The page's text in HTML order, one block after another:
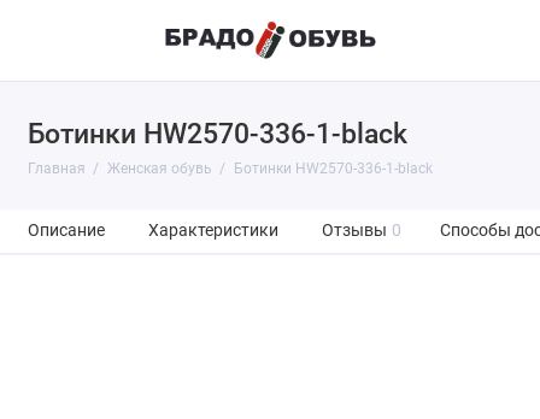
Ботинки HW2570-336-1-black
Главная Женская обувь Ботинки HW2570-336-1-black
Описание Характеристики Отзывы 0 Способы